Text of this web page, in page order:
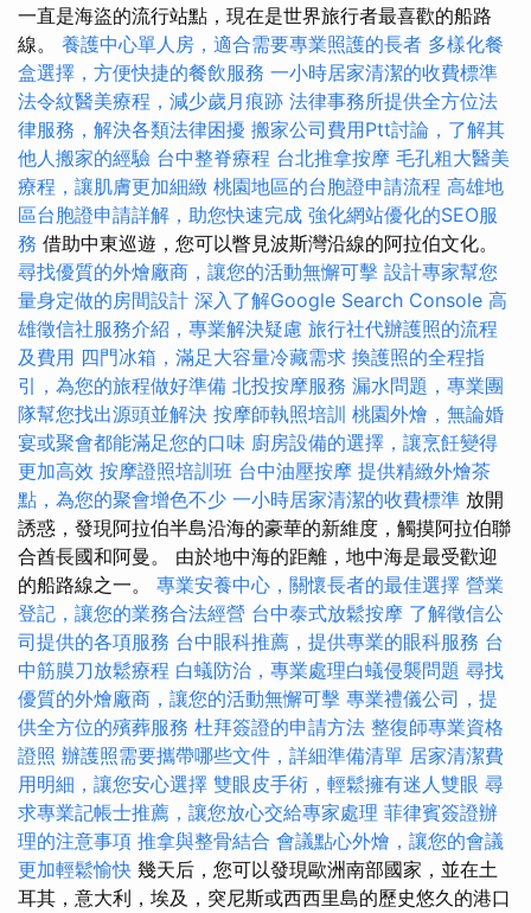
一直是海盜的流行站點，現在是世界旅行者最喜歡的船路
線。 養護中心單人房，適合需要專業照護的長者 多樣化餐
盒選擇，方便快捷的餐飲服務 一小時居家清潔的收費標準
法令紋醫美療程，減少歲月痕跡 法律事務所提供全方位法
律服務，解決各類法律困擾 搬家公司費用Ptt討論，了解其
他人搬家的經驗 台中整脊療程 台北推拿按摩 毛孔粗大醫美
療程，讓肌膚更加細緻 桃園地區的台胞證申請流程 高雄地
區台胞證申請詳解，助您快速完成 強化網站優化的SEO服
務 借助中東巡遊，您可以瞥見波斯灣沿線的阿拉伯文化。
尋找優質的外燴廠商，讓您的活動無懈可擊 設計專家幫您
量身定做的房間設計 深入了解Google Search Console 高
雄徵信社服務介紹，專業解決疑慮 旅行社代辦護照的流程
及費用 四門冰箱，滿足大容量冷藏需求 換護照的全程指
引，為您的旅程做好準備 北投按摩服務 漏水問題，專業團
隊幫您找出源頭並解決 按摩師執照培訓 桃園外燴，無論婚
宴或聚會都能滿足您的口味 廚房設備的選擇，讓烹飪變得
更加高效 按摩證照培訓班 台中油壓按摩 提供精緻外燴茶
點，為您的聚會增色不少 一小時居家清潔的收費標準 放開
誘惑，發現阿拉伯半島沿海的豪華的新維度，觸摸阿拉伯聯
合酋長國和阿曼。 由於地中海的距離，地中海是最受歡迎
的船路線之一。 專業安養中心，關懷長者的最佳選擇 營業
登記，讓您的業務合法經營 台中泰式放鬆按摩 了解徵信公
司提供的各項服務 台中眼科推薦，提供專業的眼科服務 台
中筋膜刀放鬆療程 白蟻防治，專業處理白蟻侵襲問題 尋找
優質的外燴廠商，讓您的活動無懈可擊 專業禮儀公司，提
供全方位的殯葬服務 杜拜簽證的申請方法 整復師專業資格
證照 辦護照需要攜帶哪些文件，詳細準備清單 居家清潔費
用明細，讓您安心選擇 雙眼皮手術，輕鬆擁有迷人雙眼 尋
求專業記帳士推薦，讓您放心交給專家處理 菲律賓簽證辦
理的注意事項 推拿與整骨結合 會議點心外燴，讓您的會議
更加輕鬆愉快 幾天后，您可以發現歐洲南部國家，並在土
耳其，意大利，埃及，突尼斯或西西里島的歷史悠久的港口